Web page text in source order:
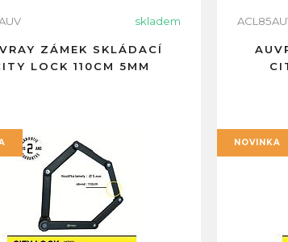
skladem
ZÁMEK SKLÁDACÍ
LOCK 110CM 5MM
NOVINKA